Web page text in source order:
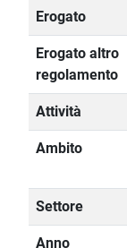
Erogato
Erogato altro
regolamento
Attività
Ambito
Settore
Anno